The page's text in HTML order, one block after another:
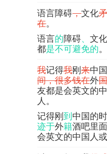
语言障碍，文化
在。
语言的障碍、文化
都是不可避免的。
我记得我刚来中
间，很多钱在外
友都是会英文的
人。
记得刚到 中国的
迹于外籍酒吧里
会英文的中国人